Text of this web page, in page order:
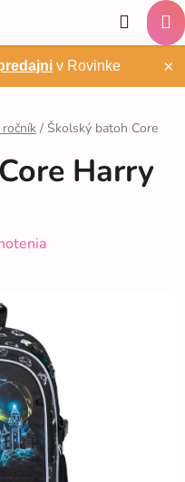
v Rovinke ×
Hľadať
/ Školský batoh Core
Harry